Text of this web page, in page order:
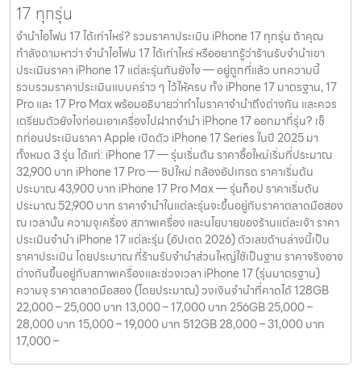
17 ทุกรุ่น
จำนำไอโฟน 17 ได้เท่าไหร่? รวมราคาประเมิน iPhone 17 ทุกรุ่น ถ้าคุณ
กำลังตามหาว่า จำนำไอโฟน 17 ได้เท่าไหร่ หรืออยากรู้ว่าร้านรับจำนำเขา
ประเมินราคา iPhone 17 แต่ละรุ่นกันยังไง — อยู่ถูกที่แล้ว บทความนี้
รวบรวมราคาประเมินแบบคร่าว ๆ ไว้ให้ครบ ทั้ง iPhone 17 มาตรฐาน, 17
Pro และ 17 Pro Max พร้อมอธิบายว่าทำไมราคาจำนำถึงต่างกัน และควร
เตรียมตัวยังไงก่อนเอาเครื่องไปฝากจำนำ iPhone 17 ออกมากี่รุ่น? เช็
กก่อนประเมินราคา Apple เปิดตัว iPhone 17 Series ในปี 2025 มา
ทั้งหมด 3 รุ่น ได้แก่: iPhone 17 — รุ่นเริ่มต้น ราคาซื้อใหม่เริ่มที่ประมาณ
32,900 บาท iPhone 17 Pro — ชิปใหม่ กล้องอัปเกรด ราคาเริ่มต้น
ประมาณ 43,900 บาท iPhone 17 Pro Max — รุ่นท็อป ราคาเริ่มต้น
ประมาณ 52,900 บาท ราคาจำนำในแต่ละรุ่นจะขึ้นอยู่กับราคาตลาดมือสอง
ณ เวลานั้น ความจุเครื่อง สภาพเครื่อง และนโยบายของร้านแต่ละเจ้า ราคา
ประเมินจำนำ iPhone 17 แต่ละรุ่น (อัปเดต 2026) ตัวเลขด้านล่างนี้เป็น
ราคาประเมิน โดยประมาณ ที่ร้านรับจำนำส่วนใหญ่ใช้เป็นฐาน ราคาจริงอาจ
ต่างกันขึ้นอยู่กับสภาพเครื่องและช่วงเวลา iPhone 17 (รุ่นมาตรฐาน)
ความจุ ราคาตลาดมือสอง (โดยประมาณ) วงเงินจำนำที่คาดได้ 128GB
22,000 – 25,000 บาท 13,000 – 17,000 บาท 256GB 25,000 –
28,000 บาท 15,000 – 19,000 บาท 512GB 28,000 – 31,000 บาท
17,000 –